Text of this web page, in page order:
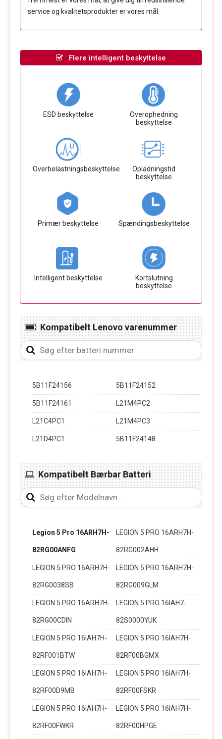
service og kvalitetsprodukter er vores mål.
Flere intelligent beskyttelse
ESD beskyttelse
Overophedning
beskyttelse
Overbelastningsbeskyttelse
Opladningstid
beskyttelse
Primær beskyttelse Spændingsbeskyttelse
Intelligent beskyttelse
Kortslutning
beskyttelse
Kompatibelt Lenovo varenummer
5B11F24156 5B11F24152
5B11F24161 L21M4PC2
L21C4PC1 L21M4PC3
L21D4PC1 5B11F24148
Kompatibelt Bærbar Batteri
Legion 5 Pro 16ARH7H-
82RG00ANFG
LEGION 5 PRO 16ARH7H-
82RG002AHH
LEGION 5 PRO 16ARH7H-
82RG0038SB
LEGION 5 PRO 16ARH7H-
82RG009GLM
LEGION 5 PRO 16ARH7H-
82RG00CDIN
LEGION 5 PRO 16IAH7-
82S0000YUK
LEGION 5 PRO 16IAH7H-
82RF001BTW
LEGION 5 PRO 16IAH7H-
82RF00BGMX
LEGION 5 PRO 16IAH7H-
82RF00D9MB
LEGION 5 PRO 16IAH7H-
82RF00FSKR
LEGION 5 PRO 16IAH7H-
82RF00FWKR
LEGION 5 PRO 16IAH7H-
82RF00HPGE